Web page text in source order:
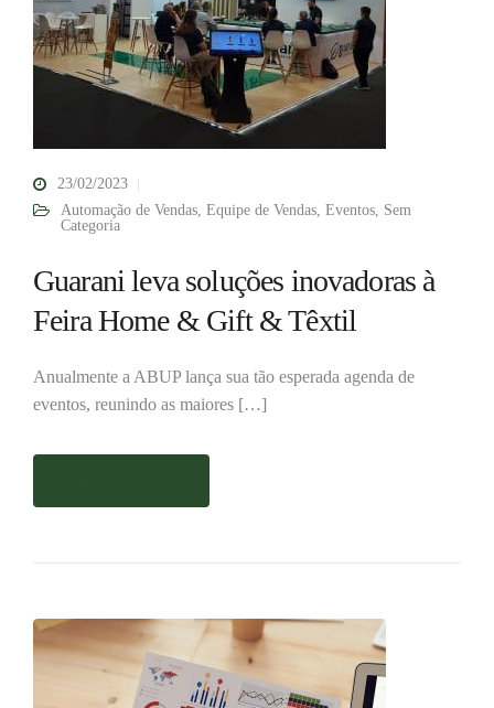
23/02/2023
Automação de Vendas, Equipe de Vendas, Eventos, Sem
Categoria
Guarani leva soluções inovadoras à
Feira Home & Gift & Têxtil
Anualmente a ABUP lança sua tão esperada agenda de
eventos, reunindo as maiores […]